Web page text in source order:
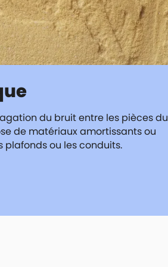
du bruit entre les pièces du
de matériaux amortissants ou
plafonds ou les conduits.